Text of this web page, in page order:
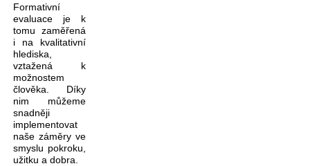
Formativní
evaluace je k
tomu zaměřená
i na kvalitativní
hlediska,
vztažená k
možnostem
člověka. Díky
nim můžeme
snadněji
implementovat
naše záměry ve
smyslu pokroku,
užitku a dobra.